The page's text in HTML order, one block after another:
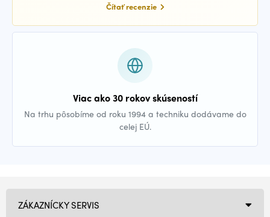
Čítať recenzie
Viac ako 30 rokov skúseností
Na trhu pôsobíme od roku 1994 a techniku dodávame do
celej EÚ.
ZÁKAZNÍCKY SERVIS